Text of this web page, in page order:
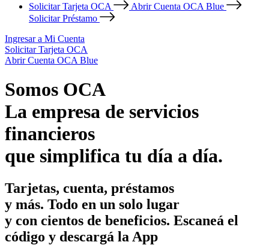
Solicitar Tarjeta OCA
Abrir Cuenta OCA Blue
Solicitar Préstamo
Ingresar a Mi Cuenta
Solicitar Tarjeta OCA
Abrir Cuenta OCA Blue
Somos OCA
La empresa de servicios
financieros
que simplifica tu día a día.
Tarjetas, cuenta, préstamos
y más. Todo en un solo lugar
y con cientos de beneficios. Escaneá el
código y descargá la App